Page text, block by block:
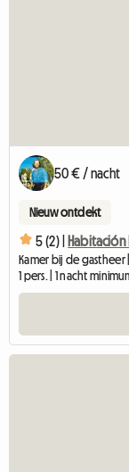
50 € / nacht
Nieuw ontdekt
5 (2) | Habitación
Kamer bij de gastheer
1 pers. | 1 nacht